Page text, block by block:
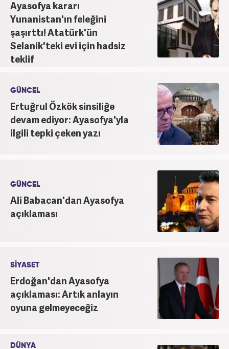
Ayasofya kararı
Yunanistan'ın feleğini
şaşırttı! Atatürk'ün
Selanik'teki evi için hadsiz
teklif
GÜNCEL
Ertuğrul Özkök sinsiliğe
devam ediyor: Ayasofya'yla
ilgili tepki çeken yazı
GÜNCEL
Ali Babacan'dan Ayasofya
açıklaması
SİYASET
Erdoğan'dan Ayasofya
açıklaması: Artık anlayın
oyuna gelmeyeceğiz
DÜNYA